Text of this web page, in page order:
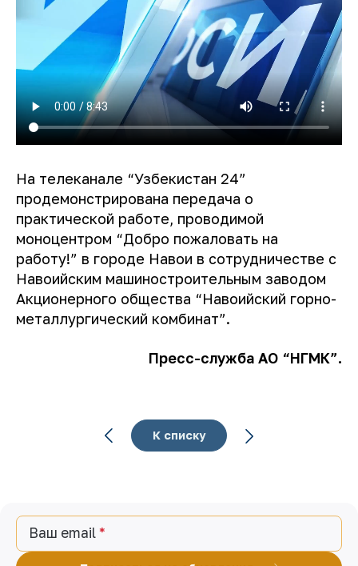
На телеканале “Узбекистан 24”
продемонстрирована передача о
практической работе, проводимой
моноцентром “Добро пожаловать на
работу!” в городе Навои в сотрудничестве с
Навоийским машиностроительным заводом
Акционерного общества “Навоийский горно-
металлургический комбинат”.
Пресс-служба АО “НГМК”.
К списку
Ваш email